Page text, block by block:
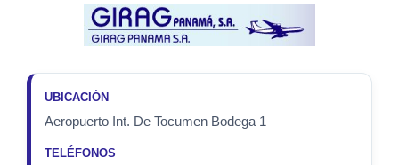
UBICACIÓN
Aeropuerto Int. De Tocumen Bodega 1
TELÉFONOS